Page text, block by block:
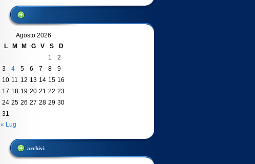
Agosto 2026
L
M M G V S
D
1
2
3
4 5 6 7 8
9
10 11 12 13 14 15 16
17 18 19 20 21 22 23
24 25 26 27 28 29 30
31
« Lug
archivi